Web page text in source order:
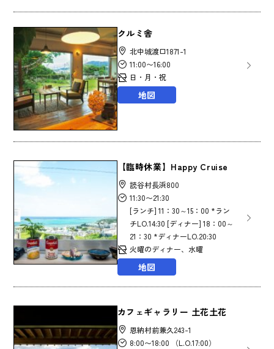
クルミ舎
北中城渡口1871-1
11:00〜16:00
日・月・祝
地図
【臨時休業】Happy Cruise
読谷村長浜800
11:30〜21:30
[ランチ] 11：30～15：00 *ラン
チLO.14:30 [ディナー] 18：00～
21：30 *ディナーLO.20:30
火曜のディナー、水曜
地図
カフェギャラリー 土花土花
恩納村前兼久243-1
8:00〜18:00 （L.O.17:00）